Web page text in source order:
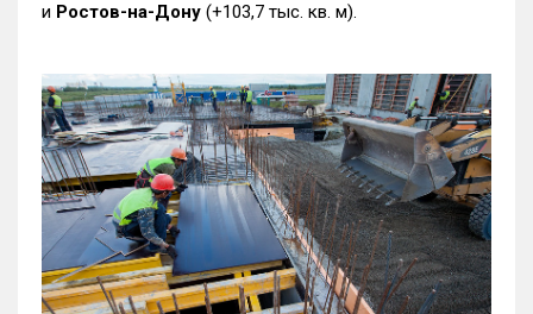
и Ростов-на-Дону (+103,7 тыс. кв. м).